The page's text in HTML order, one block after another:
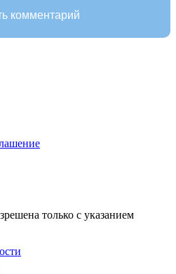
комментарий
только с указанием